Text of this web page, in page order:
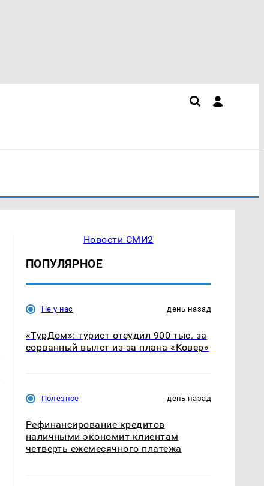
Новости СМИ2
ПОПУЛЯРНОЕ
Не у нас день назад
«ТурДом»: турист отсудил 900 тыс. за
сорванный вылет из-за плана «Ковер»
Полезное день назад
Рефинансирование кредитов
наличными экономит клиентам
четверть ежемесячного платежа